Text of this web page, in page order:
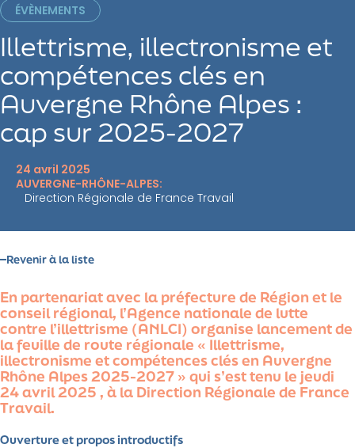
ÉVÈNEMENTS
Illettrisme, illectronisme et
compétences clés en
Auvergne Rhône Alpes :
cap sur 2025-2027
24 avril 2025
AUVERGNE-RHÔNE-ALPES
Direction Régionale de France Travail
Revenir à la liste
En partenariat avec la préfecture de Région et le
conseil régional, l’Agence nationale de lutte
contre l’illettrisme (ANLCI) organise lancement de
la feuille de route régionale « Illettrisme,
illectronisme et compétences clés en Auvergne
Rhône Alpes 2025-2027 » qui s’est tenu le jeudi
24 avril 2025 , à la Direction Régionale de France
Travail.
Ouverture et propos introductifs